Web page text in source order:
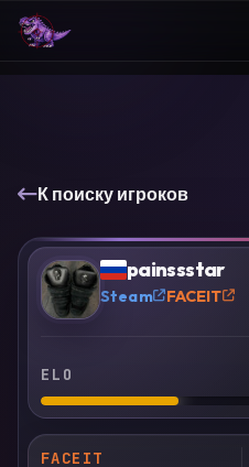
К поиску игроков
? painssstar
Steam FACEIT
ELO
FACEIT